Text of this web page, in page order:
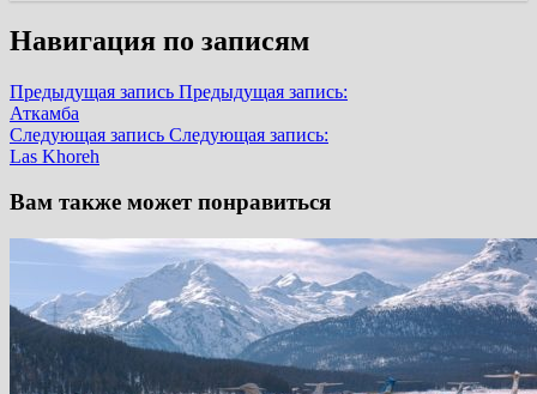
Навигация по записям
Предыдущая запись Предыдущая запись:
Аткамба
Следующая запись Следующая запись:
Las Khoreh
Вам также может понравиться